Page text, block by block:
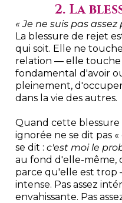
2. La
« Je ne suis pas
La blessure de rejet
qui soit. Elle ne
relation — elle touche
fondamental d'avoir
pleinement,
dans la vie des autres.
Quand cette blessure
ignorée ne se dit pas
se dit : c'est moi le
au fond d'elle-même,
parce qu'elle est trop
intense. Pas assez
envahissante. Pas